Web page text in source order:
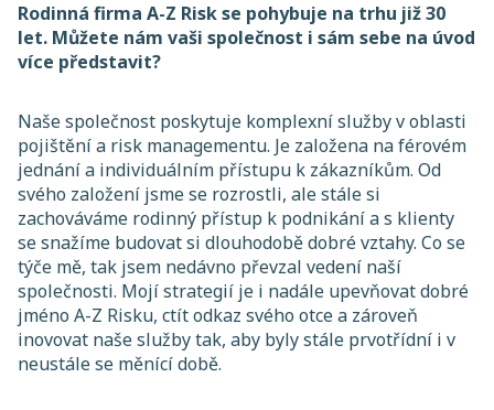
Rodinná firma A-Z Risk se pohybuje na trhu již 30
let. Můžete nám vaši společnost i sám sebe na úvod
více představit?
Naše společnost poskytuje komplexní služby v oblasti
pojištění a risk managementu. Je založena na férovém
jednání a individuálním přístupu k zákazníkům. Od
svého založení jsme se rozrostli, ale stále si
zachováváme rodinný přístup k podnikání a s klienty
se snažíme budovat si dlouhodobě dobré vztahy. Co se
týče mě, tak jsem nedávno převzal vedení naší
společnosti. Mojí strategií je i nadále upevňovat dobré
jméno A-Z Risku, ctít odkaz svého otce a zároveň
inovovat naše služby tak, aby byly stále prvotřídní i v
neustále se měnící době.